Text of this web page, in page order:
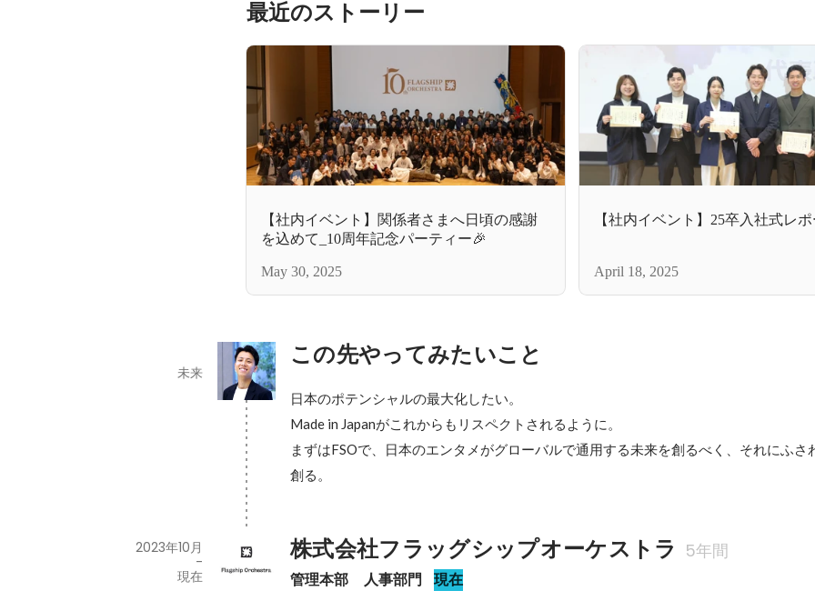
最近のストーリー
【社内イベント】関係者さまへ日頃の感謝
を込めて_10周年記念パーティー🎉
May 30, 2025
【社内イベント】25卒入社式レ
April 18, 2025
この先やってみたいこと
未来
日本のポテンシャルの最大化したい。
Made in Japanがこれからもリスペクトされるように。
まずはFSOで、日本のエンタメがグローバルで通用する未来を創るべく、それにふさ
創る。
株式会社フラッグシップオーケストラ 5年間
管理本部　人事部門 現在
2023年10月
-
現在